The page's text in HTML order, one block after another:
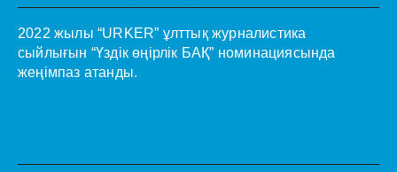
2022 жылы “URKER” ұлттық журналистика
сыйлығын “Үздік өңірлік БАҚ” номинациясында
жеңімпаз атанды.